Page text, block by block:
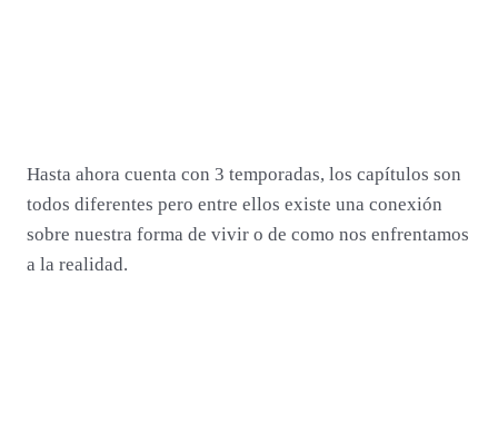
Hasta ahora cuenta con 3 temporadas, los capítulos son
todos diferentes pero entre ellos existe una conexión
sobre nuestra forma de vivir o de como nos enfrentamos
a la realidad.